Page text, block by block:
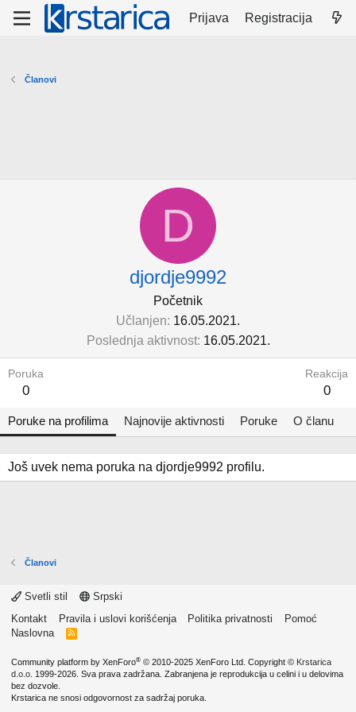
Prijava Registracija
Članovi
D
djordje9992
Početnik
Učlanjen 16.05.2021.
Poslednja aktivnost 16.05.2021.
Poruka
0
Reakcija
0
Poruke na profilima Najnovije aktivnosti Poruke O članu
Još uvek nema poruka na djordje9992 profilu.
Članovi
Svetli stil
Srpski
Kontakt
Pravila i uslovi korišćenja Politika privatnosti
Pomoć
Naslovna
R
Community platform by XenForo® © 2010-2025 XenForo Ltd. Copyright © Krstarica
d.o.o. 1999-2026. Sva prava zadržana. Zabranjena je reprodukcija u celini i u delovima
bez dozvole.
Krstarica ne snosi odgovornost za sadržaj poruka.